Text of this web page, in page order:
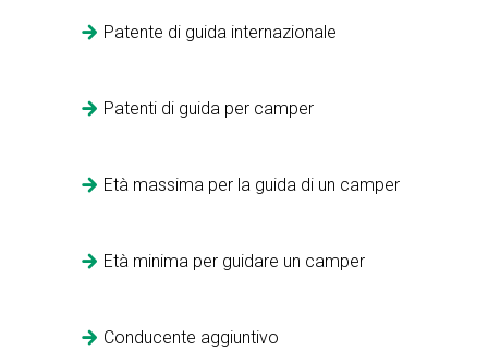
Patente di guida internazionale
Patenti di guida per camper
Età massima per la guida di un camper
Età minima per guidare un camper
Conducente aggiuntivo